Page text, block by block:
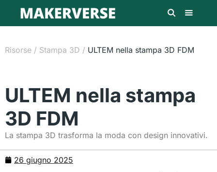
Risorse / Stampa 3D / ULTEM nella stampa 3D FDM
ULTEM nella stampa
3D FDM
La stampa 3D trasforma la moda con design innovativi.
26 giugno 2025